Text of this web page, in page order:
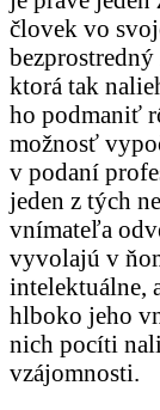
človek vo
ktorá tak
ho podmaniť
možnosť
v podaní
jeden z tých
vnímateľa
vyvolajú v
intelektuálne,
hlboko jeho
nich pocíti
vzájomnosti.